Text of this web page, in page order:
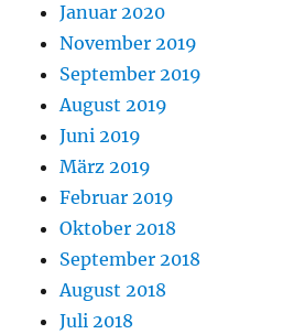
Januar 2020
November 2019
September 2019
August 2019
Juni 2019
März 2019
Februar 2019
Oktober 2018
September 2018
August 2018
Juli 2018